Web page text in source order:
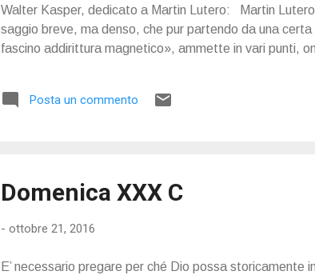
Walter Kasper, dedicato a Martin Lutero: Martin
saggio breve, ma denso, che pur partendo da una
fascino addirittura magnetico», ammette in vari punti,
Posta un commento
Domenica XXX C
- ottobre 21, 2016
E’ necessario pregare per ché Dio possa storicamente